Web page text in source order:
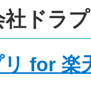
ドラ
リ for 楽